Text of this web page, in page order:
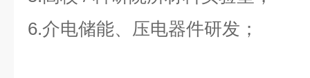
6.介电储能、压电器件研发；